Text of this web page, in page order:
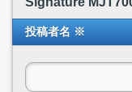
投稿者名 ※